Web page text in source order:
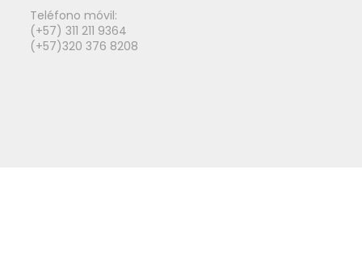
Teléfono móvil:
(+57) 311 211 9364
(+57)320 376 8208